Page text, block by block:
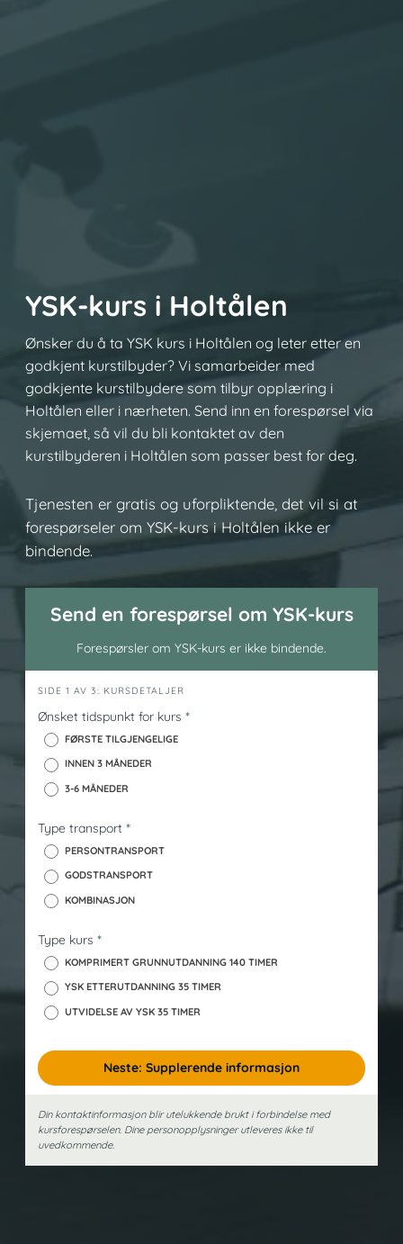
YSK-kurs i Holtålen
Ønsker du å ta YSK kurs i Holtålen og leter etter en
godkjent kurstilbyder? Vi samarbeider med
godkjente kurstilbydere som tilbyr opplæring i
Holtålen eller i nærheten. Send inn en forespørsel via
skjemaet, så vil du bli kontaktet av den
kurstilbyderen i Holtålen som passer best for deg.
Tjenesten er gratis og uforpliktende, det vil si at
forespørseler om YSK-kurs i Holtålen ikke er
bindende.
Send en forespørsel om YSK-kurs
Forespørsler om YSK-kurs er ikke bindende.
h
e
_
k
SIDE 1 AV 3: KURSDETALJER
Ønsket tidspunkt for kurs *
FØRSTE TILGJENGELIGE
INNEN 3 MÅNEDER
3-6 MÅNEDER
Type transport *
PERSONTRANSPORT
GODSTRANSPORT
KOMBINASJON
Type kurs *
KOMPRIMERT GRUNNUTDANNING 140 TIMER
YSK ETTERUTDANNING 35 TIMER
UTVIDELSE AV YSK 35 TIMER
Neste: Supplerende informasjon
Din kontaktinformasjon blir utelukkende brukt i forbindelse med
kursforespørselen. Dine person­opplysninger utleveres ikke til
uvedkommende.